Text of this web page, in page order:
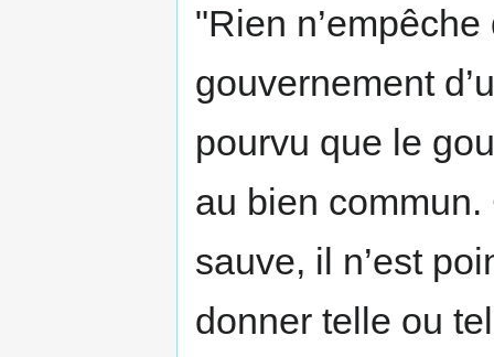
"Rien n’empêche
gouvernement
pourvu que le
au bien commun.
sauve, il n’est
donner telle ou